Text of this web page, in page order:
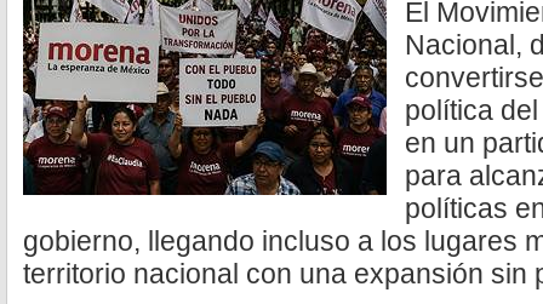
El
Nacional,
política
en un
para
políticas
gobierno, llegando incluso a los lugares
territorio nacional con una expansión sin